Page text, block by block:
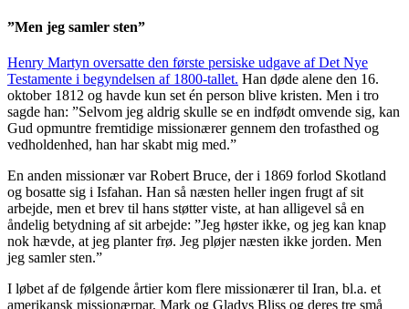
”Men jeg samler sten”
Henry Martyn oversatte den første persiske udgave af Det Nye
Testamente i begyndelsen af ​​1800-tallet. Han døde alene den 16.
oktober 1812 og havde kun set én person blive kristen. Men i tro
sagde han: ”Selvom jeg aldrig skulle se en indfødt omvende sig, kan
Gud opmuntre fremtidige missionærer gennem den trofasthed og
vedholdenhed, han har skabt mig med.”
En anden missionær var Robert Bruce, der i 1869 forlod Skotland
og bosatte sig i Isfahan. Han så næsten heller ingen frugt afsit
arbejde, men et brev til hans støtterviste, at han alligevel så en
åndelig betydning af sit arbejde: ”Jeg høster ikke, og jeg kan knap
nok hævde, at jeg planter frø. Jeg pløjer næsten ikke jorden. Men
jeg samler sten.”
I løbet af de følgende årtier kom flere missionærer til Iran, bl.a. et
amerikansk missionærpar, Mark og Gladys Bliss og deres tre små